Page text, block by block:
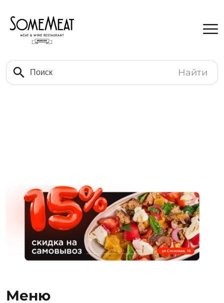
Найти
Меню